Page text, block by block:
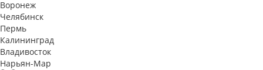
Воронеж
Челябинск
Пермь
Калининград
Владивосток
Нарьян-Мар